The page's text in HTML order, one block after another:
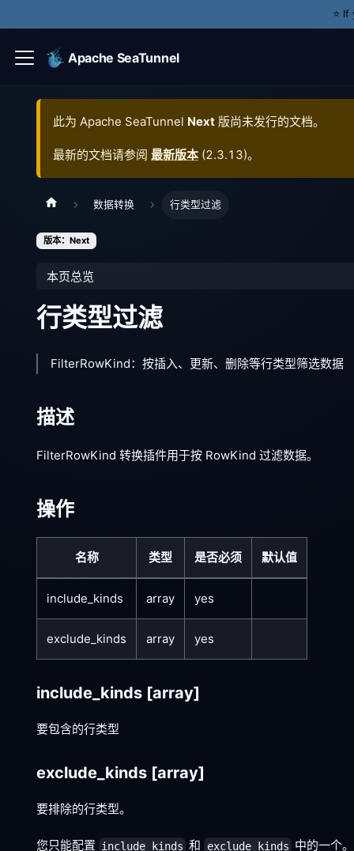
⭐️
Apache SeaTunnel
此为 Apache SeaTunnel Next 版尚未发行的文档。
最新的文档请参阅 最新版本 (2.3.13)。
数据转换 行类型过滤
版本：Next
本页总览
行类型过滤
FilterRowKind：按插入、更新、删除等行类型筛选数据
描述
FilterRowKind 转换插件用于按 RowKind 过滤数据。
操作
名称 类型 是否必须 默认值
include_kinds array yes
exclude_kinds array yes
include_kinds [array]
要包含的行类型
exclude_kinds [array]
要排除的行类型。
您只能配置 include_kinds 和 exclude_kinds 中的一个。